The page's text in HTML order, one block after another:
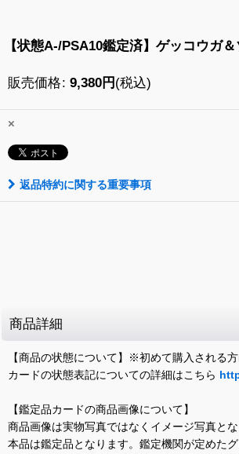
【状態A-/PSA10鑑定済】ゲッコウガ
販売価格: 9,380円 (税込)
×
返品特約に関する重要事項
商品詳細
【商品の状態について】※初めて購入される方
カードの状態表記についての詳細はこちら
【鑑定品カードの商品画像について】
商品画像は実物写真ではなくイメージ写真と
本品は鑑定品となります。鑑定機関が定めた